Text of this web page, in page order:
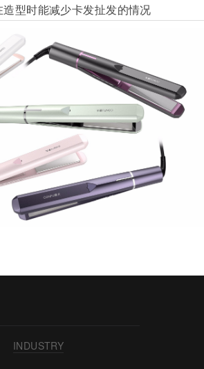
造型时能减少卡发扯发的情况
INDUSTRY